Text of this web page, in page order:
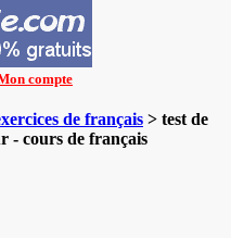
compte
de français > test de
- cours de français